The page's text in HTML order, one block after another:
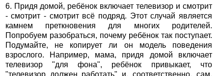
6. Придя домой, ребёнок включает телевизор и смотрит
- смотрит - смотрит всё подряд. Этот случай является
камнем преткновения для многих родителей.
Попробуем разобраться, почему ребёнок так поступает.
Подумайте, не копирует ли он модель поведения
взрослого. Например, мама, придя домой включает
телевизор "для фона", ребёнок привыкает, что
"телевизор должен работать" и, соответственно, сам,